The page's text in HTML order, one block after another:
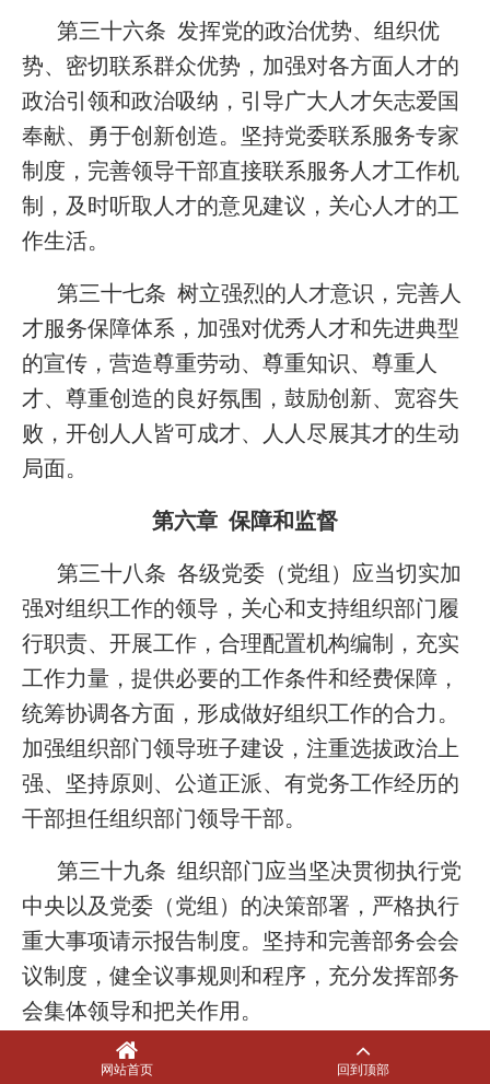
第三十六条 发挥党的政治优势、组织优
势、密切联系群众优势，加强对各方面人才的
政治引领和政治吸纳，引导广大人才矢志爱国
奉献、勇于创新创造。坚持党委联系服务专家
制度，完善领导干部直接联系服务人才工作机
制，及时听取人才的意见建议，关心人才的工
作生活。
第三十七条 树立强烈的人才意识，完善人
才服务保障体系，加强对优秀人才和先进典型
的宣传，营造尊重劳动、尊重知识、尊重人
才、尊重创造的良好氛围，鼓励创新、宽容失
败，开创人人皆可成才、人人尽展其才的生动
局面。
第六章 保障和监督
第三十八条 各级党委（党组）应当切实加
强对组织工作的领导，关心和支持组织部门履
行职责、开展工作，合理配置机构编制，充实
工作力量，提供必要的工作条件和经费保障，
统筹协调各方面，形成做好组织工作的合力。
加强组织部门领导班子建设，注重选拔政治上
强、坚持原则、公道正派、有党务工作经历的
干部担任组织部门领导干部。
第三十九条 组织部门应当坚决贯彻执行党
中央以及党委（党组）的决策部署，严格执行
重大事项请示报告制度。坚持和完善部务会会
议制度，健全议事规则和程序，充分发挥部务
会集体领导和把关作用。
第四十条 组织部门应当聚焦主责主业，健
网站首页 回到顶部